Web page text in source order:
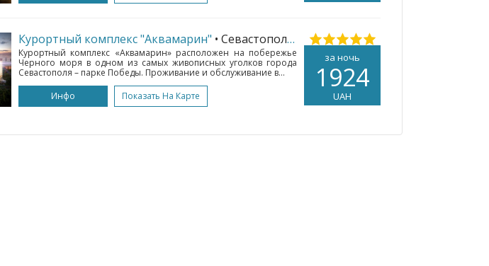
за ночь
1924
UAH
Курортный комплекс "Аквамарин" • Севастополь (251 км.)
Курортный комплекс «Аквамарин» расположен на побережье
Черного моря в одном из самых живописных уголков города
Севастополя – парке Победы. Проживание и обслуживание в...
Инфо
Показать На Карте